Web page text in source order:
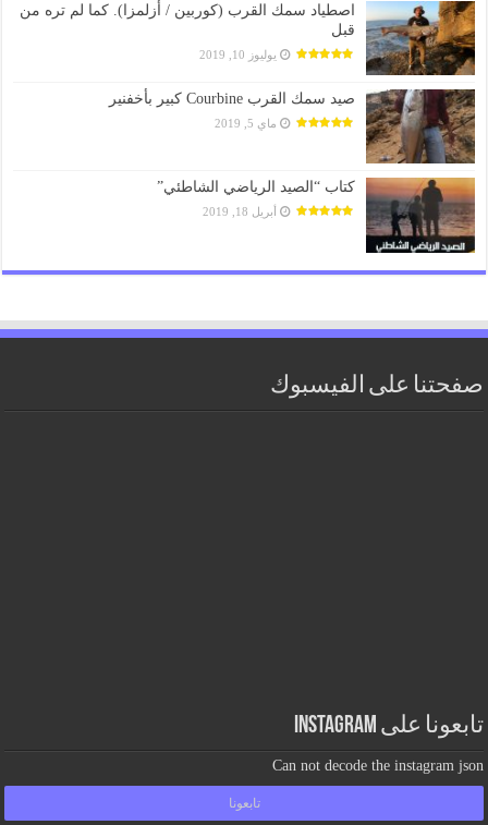
اصطياد سمك القرب (كوربين / أزلمزا). كما لم تره من
قبل
يوليوز 10, 2019
صيد سمك القرب Courbine كبير بأخفنير
ماي 5, 2019
كتاب “الصيد الرياضي الشاطئي”
أبريل 18, 2019
صفحتنا على الفيسبوك
تابعونا على Instagram
Can not decode the instagram json
تابعونا